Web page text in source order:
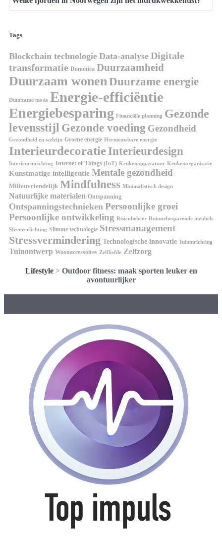
Tags
Blockchain technologie Data-analyse Digitale
transformatie Domótica Duurzaamheid
Duurzaam wonenDuurzame energie
Duurzame mode Energie-efficiëntie
Energiebesparing Financiële planning Gezonde
levensstijl Gezonde voeding Gezondheid
Gezondheid en welzijn Groene energie Hernieuwbare energie
InterieurdecoratieInterieurdesign
Interieurinrichting Internet of Things (IoT) Keukenapparatuur Keukenorganisatie
Kunstmatige intelligentie Mentale gezondheid
Milieuvriendelijk Mindfulness Minimalistisch design
Natuurlijke materialen Ontspanning
Ontspanningstechnieken Persoonlijke groei
Persoonlijke ontwikkeling Risicobeheer Ruimtebesparende meubels
Sfeerverlichting Slimme technologie Stressmanagement
Stressvermindering Technologische innovatie Tuininrichting
Tuinontwerp Woonaccessoires Zelfliefde Zelfzorg
Lifestyle> Outdoor fitness: maak sporten leuker en
avontuurlijker